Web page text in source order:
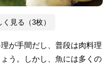
見る（3枚）
が手間だし、普段は肉料理
う。しかし、魚には多くの